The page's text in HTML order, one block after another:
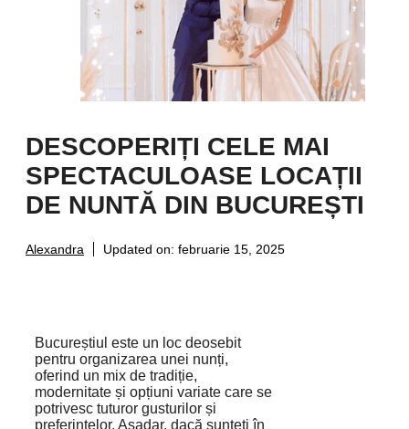
DESCOPERIȚI CELE MAI
SPECTACULOASE LOCAȚII
DE NUNTĂ DIN BUCUREȘTI
Alexandra Updated on: februarie 15, 2025
Bucureștiul este un loc deosebit
pentru organizarea unei nunți,
oferind un mix de tradiție,
modernitate și opțiuni variate care se
potrivesc tuturor gusturilor și
preferințelor. Așadar, dacă sunteți în